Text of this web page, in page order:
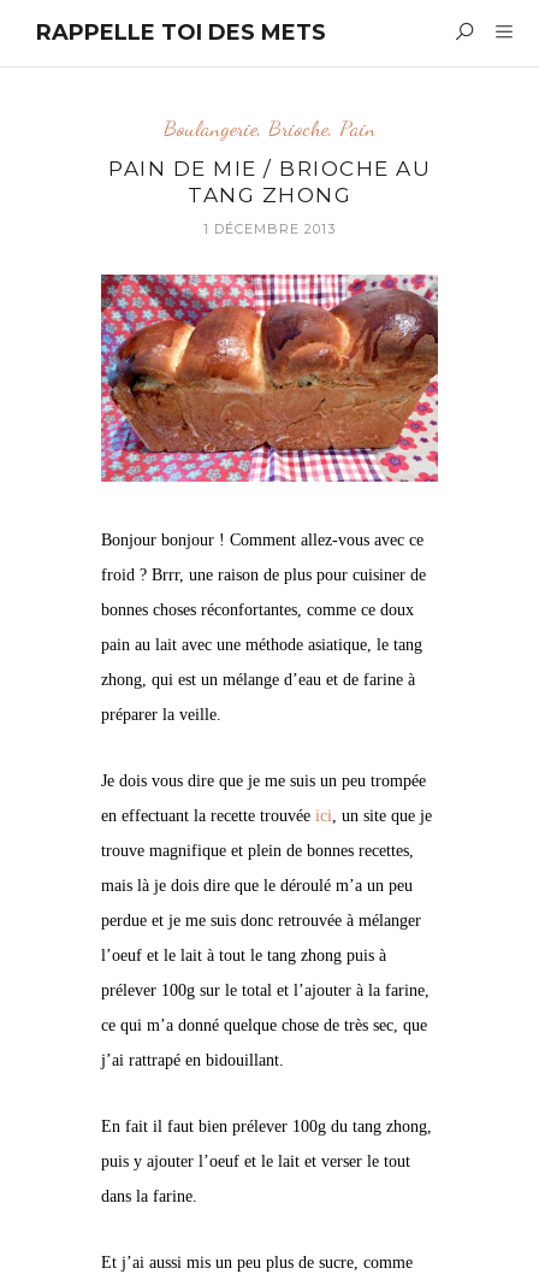
RAPPELLE TOI DES METS
Boulangerie, Brioche, Pain
PAIN DE MIE / BRIOCHE AU
TANG ZHONG
1 DÉCEMBRE 2013
Bonjour bonjour ! Comment allez-vous avec ce
froid ? Brrr, une raison de plus pour cuisiner de
bonnes choses réconfortantes, comme ce doux
pain au lait avec une méthode asiatique, le tang
zhong, qui est un mélange d’eau et de farine à
préparer la veille.
Je dois vous dire que je me suis un peu trompée
en effectuant la recette trouvée ici, un site que je
trouve magnifique et plein de bonnes recettes,
mais là je dois dire que le déroulé m’a un peu
perdue et je me suis donc retrouvée à mélanger
l’oeuf et le lait à tout le tang zhong puis à
prélever 100g sur le total et l’ajouter à la farine,
ce qui m’a donné quelque chose de très sec, que
j’ai rattrapé en bidouillant.
En fait il faut bien prélever 100g du tang zhong,
puis y ajouter l’oeuf et le lait et verser le tout
dans la farine.
Et j’ai aussi mis un peu plus de sucre, comme